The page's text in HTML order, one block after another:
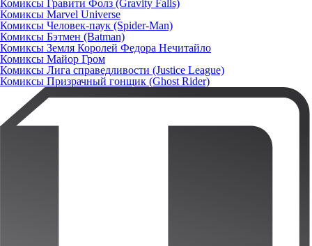
Комиксы Гравити Фолз (Gravity Falls)
Комиксы Marvel Universe
Комиксы Человек-паук (Spider-Man)
Комиксы Бэтмен (Batman)
Комиксы Земля Королей Федора Нечитайло
Комиксы Майор Гром
Комиксы Лига справедливости (Justice League)
Комиксы Призрачный гонщик (Ghost Rider)